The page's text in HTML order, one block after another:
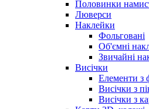
Половинки
Люверси
Наклейки
Фольговані
Об'ємні
Звичайні
Висічки
Елементи з
Висічки з
Висічки з